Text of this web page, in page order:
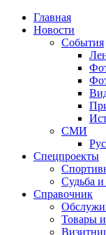
Главная
Новости
События
СМИ
Спецпроекты
Судьба и
Справочник
Товары